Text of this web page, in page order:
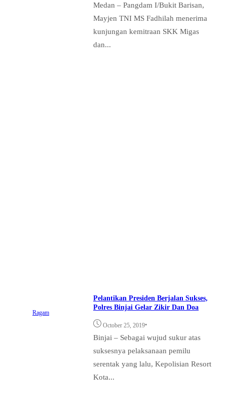
Medan – Pangdam I/Bukit Barisan,
Mayjen TNI MS Fadhilah menerima
kunjungan kemitraan SKK Migas
dan...
Ragam
Pelantikan Presiden Berjalan Sukses,
Polres Binjai Gelar Zikir Dan Doa
October 25, 2019•
Binjai – Sebagai wujud sukur atas
suksesnya pelaksanaan pemilu
serentak yang lalu, Kepolisian Resort
Kota...